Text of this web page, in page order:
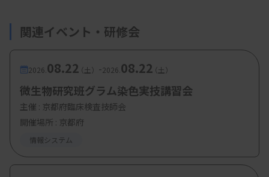
究所）
【参加費・定員など】
・参加費：無料
・定 員：100
関連イベント・研修会
2026. 08.22（土） -2026. 08.22（土）
微生物研究班グラム染色実技講習会
主催 : 京都府臨床検査技師会
開催場所 : 京都府
情報システム